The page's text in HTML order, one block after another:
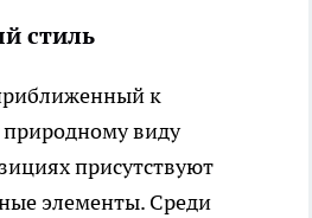
стиль
к
природному виду
присутствуют
элементы. Среди